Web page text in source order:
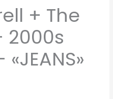
+ The
2000s